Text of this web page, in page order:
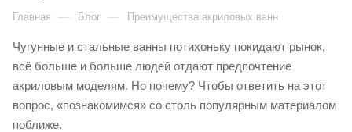
Главная — Блог — Преимущества акриловых ванн
Чугунные и стальные ванны потихоньку покидают рынок,
всё больше и больше людей отдают предпочтение
акриловым моделям. Но почему? Чтобы ответить на этот
вопрос, «познакомимся» со столь популярным материалом
поближе.